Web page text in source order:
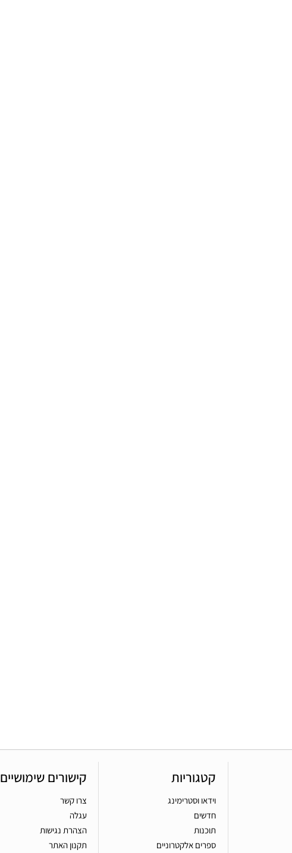
קטגוריות
וידאו וסטרימינג
חדשים
תוכנות
ספרים אלקטרוניים
קישורים שימושיים
צרו קשר
עגלה
הצהרת נגישות
תקנון האתר